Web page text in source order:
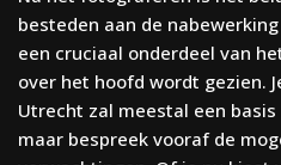
besteden aan de
een cruciaal onderdeel van
over het hoofd wordt gezien.
Utrecht zal meestal een
maar bespreek vooraf de